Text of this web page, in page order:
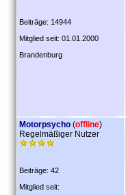
Beiträge: 14944
Mitglied seit: 01.01.2000
Brandenburg
Motorpsycho (offline)
Regelmäßiger Nutzer
Beiträge: 42
Mitglied seit: